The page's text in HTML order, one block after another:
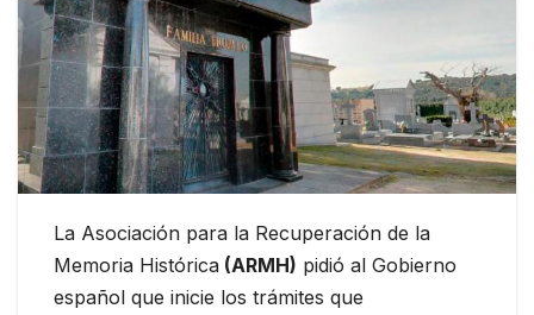
La Asociación para la Recuperación de la
Memoria Histórica (ARMH) pidió al Gobierno
español que inicie los trámites que